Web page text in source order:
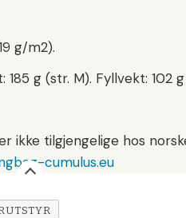
g/m2).
g (str. M). Fyllvekt: 102
ikke tilgjengelige hos
cumulus.eu